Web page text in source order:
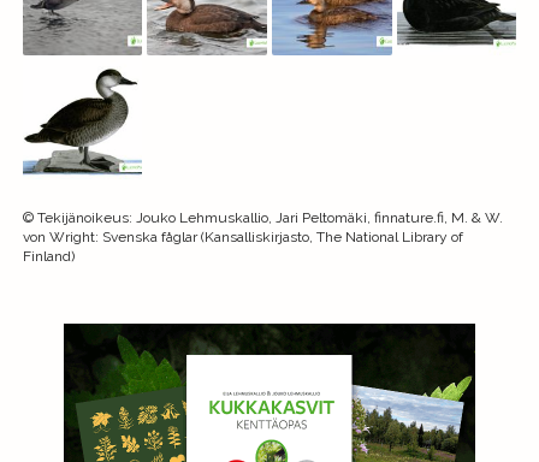
© Tekijänoikeus: Jouko Lehmuskallio, Jari Peltomäki, finnature.fi, M. & W.
von Wright: Svenska fåglar (Kansalliskirjasto, The National Library of
Finland)